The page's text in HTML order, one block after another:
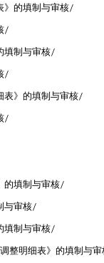
》的填制与审核/
/
填制与审核/
/
表》的填制与审核/
/
的填制与审核/
与审核/
填制与审核/
整明细表》的填制与审